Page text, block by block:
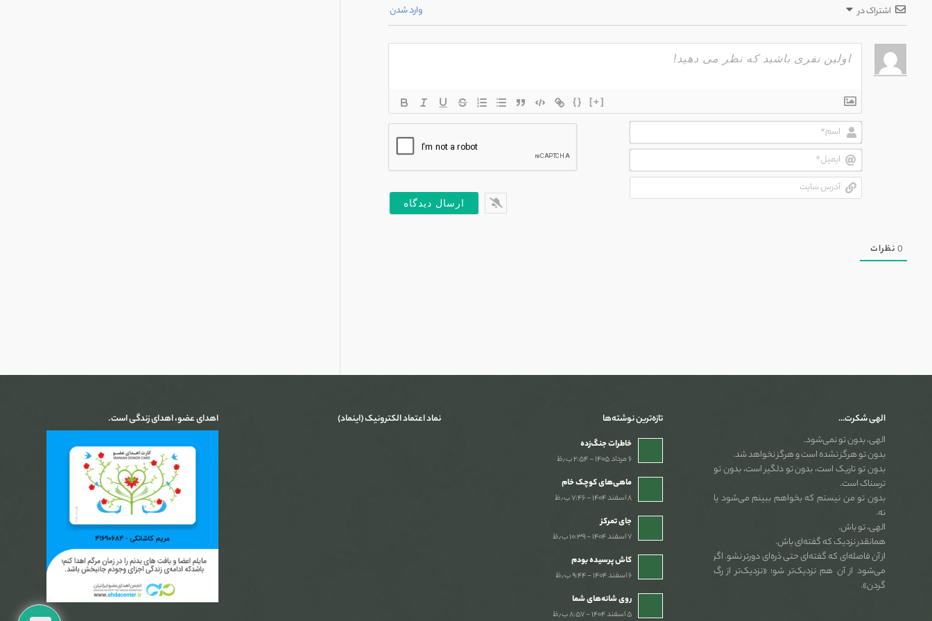
اشتراک در وارد شدن
{} [+]
اسم*
ایمیل*
آدرس
سایت
0نظرات
الهی شکرت…
الهی، بدون تو نمی‌شود.
بدون تو هرگز نشده است و هرگز نخواهد شد.
بدون تو تاریک است، بدون تو دلگیر است، بدون تو
ترسناک است.
بدون تو من نیستم که بخواهم ببینم می‌شود یا
نه.
الهی، تو باش.
همانقدر نزدیک که گفته‌ای باش.
از آن فاصله‌ای که گفته‌ای حتی ذره‌ای دورتر نشو. اگر
می‌شود از آن هم نزدیک‌تر شو؛ «نزدیک‌تر از رگ
گردن».
تازه‌ترین نوشته‌ها
خاطرات جنگ‌‌زده
۶ مرداد ۱۴۰۵ - ۲:۵۴ ب٫ظ
ماهی‌های کوچک خام
۸ اسفند ۱۴۰۴ - ۷:۴۶ ب٫ظ
جای تمرکز
۷ اسفند ۱۴۰۴ - ۱۰:۳۹ ب٫ظ
کاش پرسیده بودم
۶ اسفند ۱۴۰۴ - ۹:۴۴ ب٫ظ
روی شانه‌های شما
۵ اسفند ۱۴۰۴ - ۸:۵۷ ب٫ظ
نماد اعتماد الکترونیک (اینماد) اهدای عضو، اهدای زندگی است.